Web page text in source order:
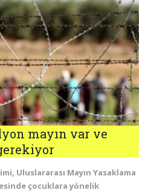
mayın var ve
Uluslararası Mayın Yasaklama
çocuklara yönelik